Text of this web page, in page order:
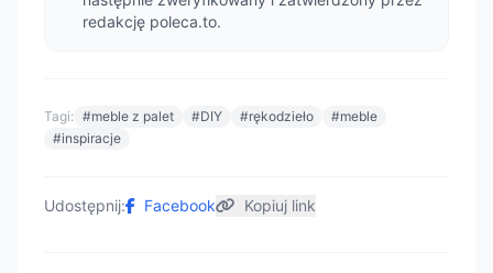
redakcję poleca.to.
Tagi: #meble z palet #DIY #rękodzieło
#meble
#inspiracje
Udostępnij: Facebook Kopiuj link